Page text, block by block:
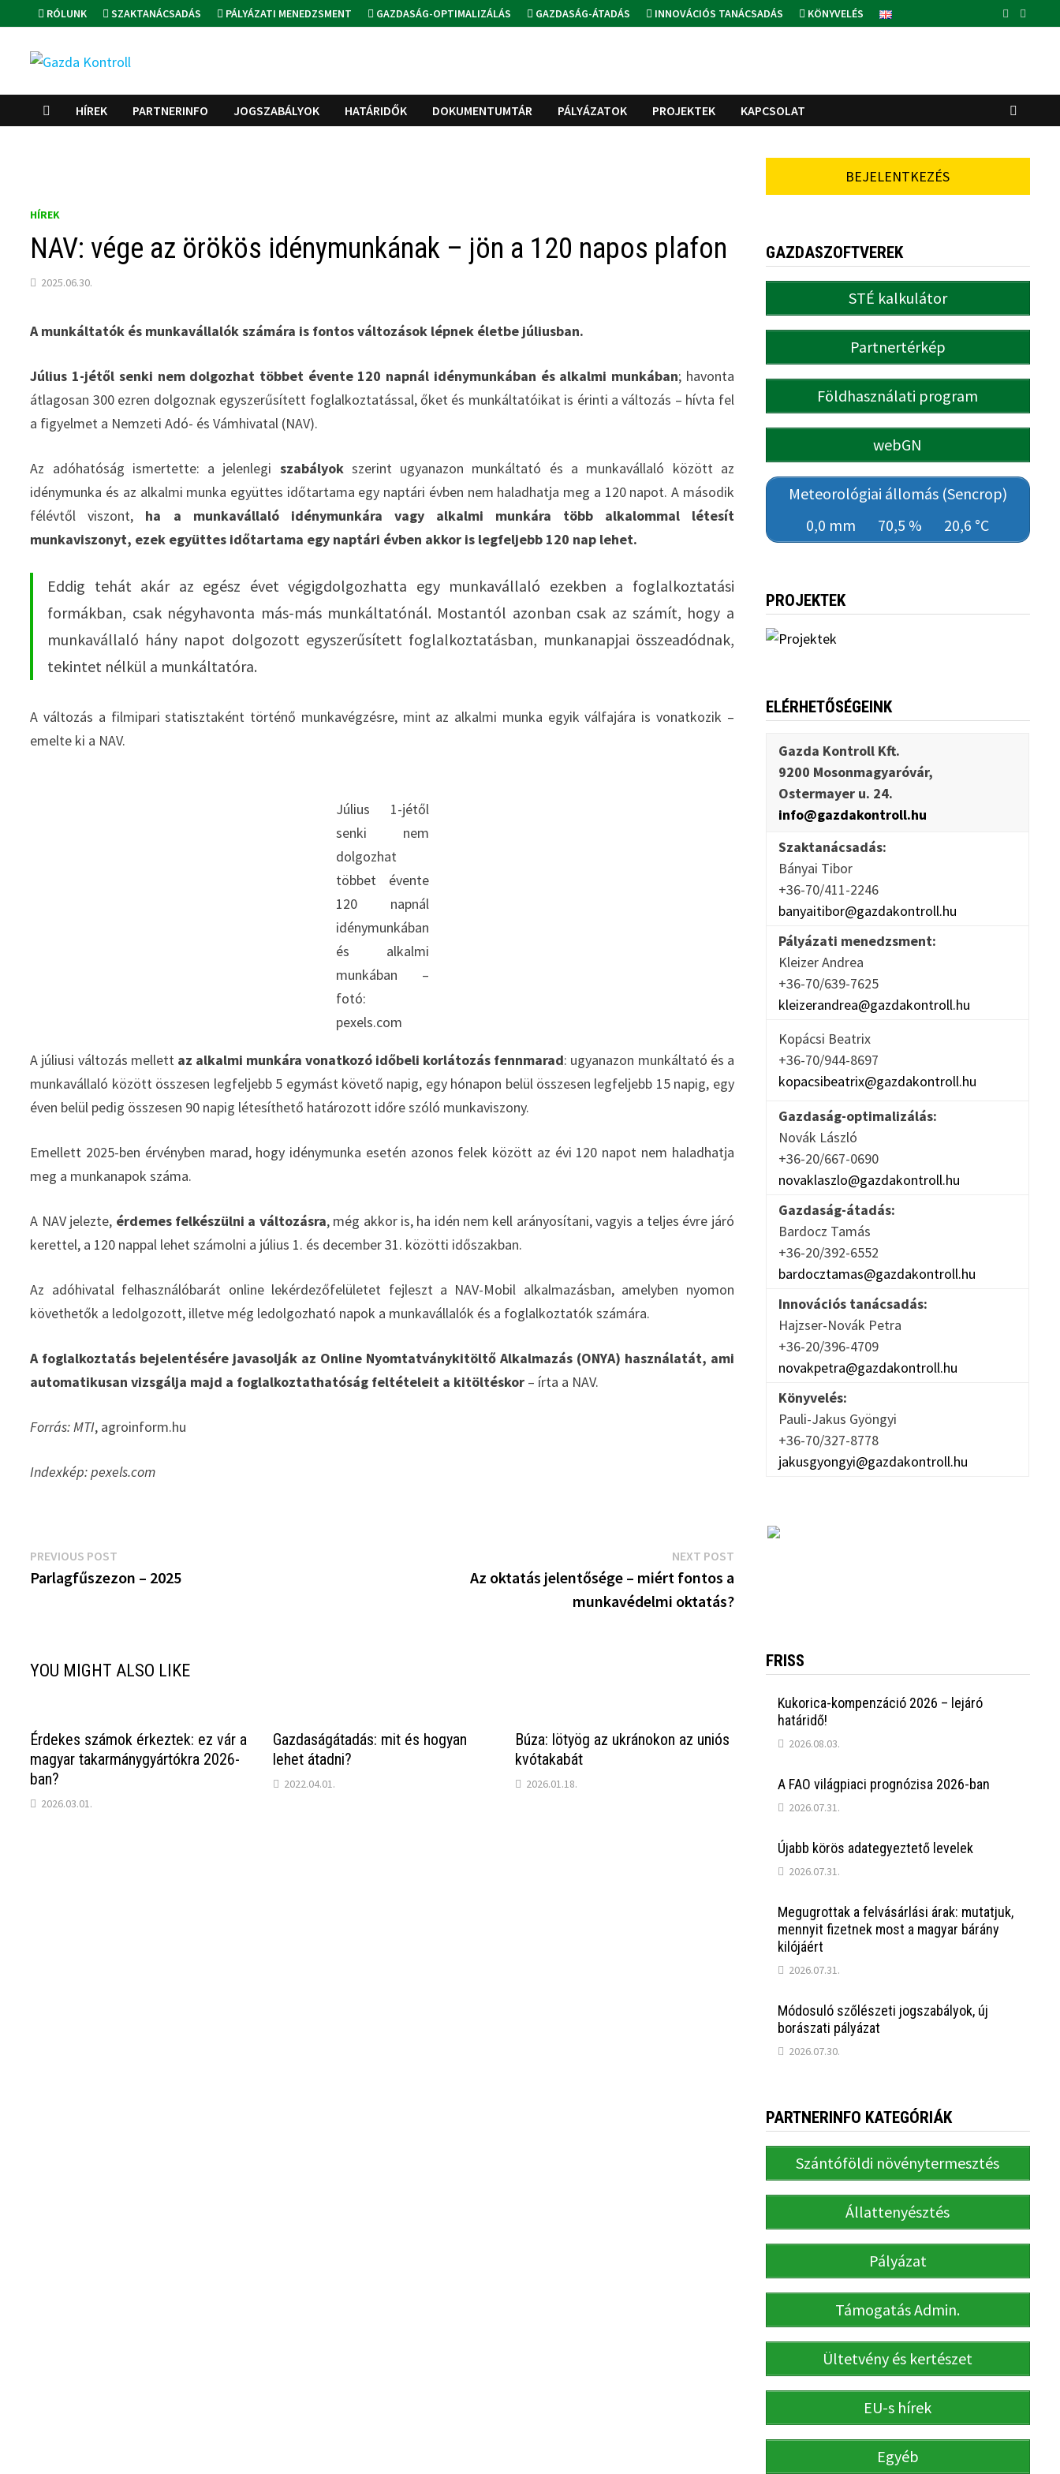
to
content
RÓLUNK SZAKTANÁCSADÁS PÁLYÁZATI MENEDZSMENT GAZDASÁG-OPTIMALIZÁLÁS GAZDASÁG-ÁTADÁS INNOVÁCIÓS TANÁCSADÁS KÖNYVELÉS
HÍREK PARTNERINFO JOGSZABÁLYOK HATÁRIDŐK DOKUMENTUMTÁR PÁLYÁZATOK PROJEKTEK KAPCSOLAT
HÍREK
NAV: vége az örökös idénymunkának – jön a 120 napos plafon
2025.06.30.
A munkáltatók és munkavállalók számára is fontos változások lépnek életbe júliusban.
Július 1-jétől senki nem dolgozhat többet évente 120 napnál idénymunkában és alkalmi munkában; havonta
átlagosan 300 ezren dolgoznak egyszerűsített foglalkoztatással, őket és munkáltatóikat is érinti a változás – hívta fel
a figyelmet a Nemzeti Adó- és Vámhivatal (NAV).
Az adóhatóság ismertette: a jelenlegi szabályok szerint ugyanazon munkáltató és a munkavállaló között az
idénymunka és az alkalmi munka együttes időtartama egy naptári évben nem haladhatja meg a 120 napot. A második
félévtől viszont, ha a munkavállaló idénymunkára vagy alkalmi munkára több alkalommal létesít
munkaviszonyt, ezek együttes időtartama egy naptári évben akkor is legfeljebb 120 nap lehet.
Eddig tehát akár az egész évet végigdolgozhatta egy munkavállaló ezekben a foglalkoztatási
formákban, csak négyhavonta más-más munkáltatónál. Mostantól azonban csak az számít, hogy a
munkavállaló hány napot dolgozott egyszerűsített foglalkoztatásban, munkanapjai összeadódnak,
tekintet nélkül a munkáltatóra.
A változás a filmipari statisztaként történő munkavégzésre, mint az alkalmi munka egyik válfajára is vonatkozik –
emelte ki a NAV.
Július 1-jétől
senki nem
dolgozhat
többet évente
120 napnál
idénymunkában
és alkalmi
munkában –
fotó:
pexels.com
A júliusi változás mellett az alkalmi munkára vonatkozó időbeli korlátozás fennmarad: ugyanazon munkáltató és a
munkavállaló között összesen legfeljebb 5 egymást követő napig, egy hónapon belül összesen legfeljebb 15 napig, egy
éven belül pedig összesen 90 napig létesíthető határozott időre szóló munkaviszony.
Emellett 2025-ben érvényben marad, hogy idénymunka esetén azonos felek között az évi 120 napot nem haladhatja
meg a munkanapok száma.
A NAV jelezte, érdemes felkészülni a változásra, még akkor is, ha idén nem kell arányosítani, vagyis a teljes évre járó
kerettel, a 120 nappal lehet számolni a július 1. és december 31. közötti időszakban.
Az adóhivatal felhasználóbarát online lekérdezőfelületet fejleszt a NAV-Mobil alkalmazásban, amelyben nyomon
követhetők a ledolgozott, illetve még ledolgozható napok a munkavállalók és a foglalkoztatók számára.
A foglalkoztatás bejelentésére javasolják az Online Nyomtatványkitöltő Alkalmazás (ONYA) használatát, ami
automatikusan vizsgálja majd a foglalkoztathatóság feltételeit a kitöltéskor – írta a NAV.
Forrás: MTI, agroinform.hu
Indexkép: pexels.com
Bejegyzés
navigáció
PREVIOUS POST
post:
Parlagfűszezon – 2025
NEXT POSTNext
post:
Az oktatás jelentősége – miért fontos a
munkavédelmi oktatás?
YOU MIGHT ALSO LIKE
Érdekes számok érkeztek: ez vár a
magyar takarmánygyártókra 2026-
ban?
2026.03.01.
Gazdaságátadás: mit és hogyan
lehet átadni?
2022.04.01.
Búza: lötyög az ukránokon az uniós
kvótakabát
2026.01.18.
BEJELENTKEZÉS
GAZDASZOFTVEREK
STÉ kalkulátor
Partnertérkép
Földhasználati program
webGN
Meteorológiai állomás (Sencrop)
0,0 mm
70,5 % 20,6 °C
PROJEKTEK
ELÉRHETŐSÉGEINK
Gazda Kontroll Kft.
9200 Mosonmagyaróvár,
Ostermayer u. 24.
info@gazdakontroll.hu
Szaktanácsadás:
Bányai Tibor
+36-70/411-2246
banyaitibor@gazdakontroll.hu
Pályázati menedzsment:
Kleizer Andrea
+36-70/639-7625
kleizerandrea@gazdakontroll.hu
Kopácsi Beatrix
+36-70/944-8697
kopacsibeatrix@gazdakontroll.hu
Gazdaság-optimalizálás:
Novák László
+36-20/667-0690
novaklaszlo@gazdakontroll.hu
Gazdaság-átadás:
Bardocz Tamás
+36-20/392-6552
bardocztamas@gazdakontroll.hu
Innovációs tanácsadás:
Hajzser-Novák Petra
+36-20/396-4709
novakpetra@gazdakontroll.hu
Könyvelés:
Pauli-Jakus Gyöngyi
+36-70/327-8778
jakusgyongyi@gazdakontroll.hu
FRISS
Kukorica-kompenzáció 2026 – lejáró
határidő!
2026.08.03.
A FAO világpiaci prognózisa 2026-ban
2026.07.31.
Újabb körös adategyeztető levelek
2026.07.31.
Megugrottak a felvásárlási árak: mutatjuk,
mennyit fizetnek most a magyar bárány
kilójáért
2026.07.31.
Módosuló szőlészeti jogszabályok, új
borászati pályázat
2026.07.30.
PARTNERINFO KATEGÓRIÁK
Szántóföldi növénytermesztés
Állattenyésztés
Pályázat
Támogatás Admin.
Ültetvény és kertészet
EU-s hírek
Egyéb